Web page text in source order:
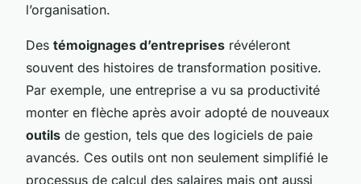
l’organisation.
Des témoignages d’entreprises révéleront
souvent des histoires de transformation positive.
Par exemple, une entreprise a vu sa productivité
monter en flèche après avoir adopté de nouveaux
outils de gestion, tels que des logiciels de paie
avancés. Ces outils ont non seulement simplifié le
processus de calcul des salaires mais ont aussi